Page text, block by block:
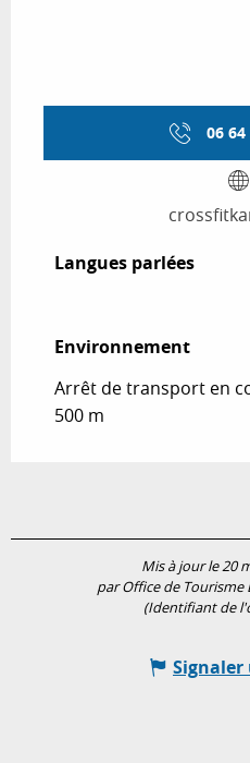
06 64
Langues parlées
Langues parlées
Environnement
Environnement
Arrêt de transport en
500 m
Mis à jour le 20
par Office de Tourisme
(Identifiant de